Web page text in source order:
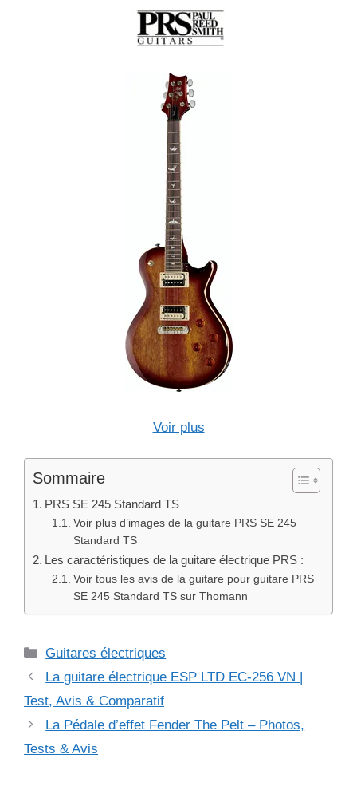
Voir plus
Sommaire
PRS SE 245 Standard TS
Voir plus d’images de la guitare PRS SE 245
Standard TS
Les caractéristiques de la guitare électrique PRS :
Voir tous les avis de la guitare pour guitare PRS
SE 245 Standard TS sur Thomann
Catégories
Guitares électriques
La guitare électrique ESP LTD EC-256 VN |
Test, Avis & Comparatif
La Pédale d’effet Fender The Pelt – Photos,
Tests & Avis